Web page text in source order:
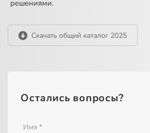
решениями.
Скачать общий каталог 2025
Остались вопросы?
Имя *